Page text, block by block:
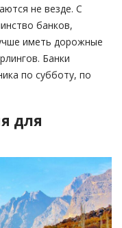
не везде. С
банков,
иметь дорожные
Банки
по субботу, по
для